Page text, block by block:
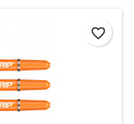
favorite_border